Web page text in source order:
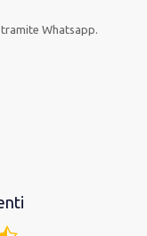
Whatsapp.